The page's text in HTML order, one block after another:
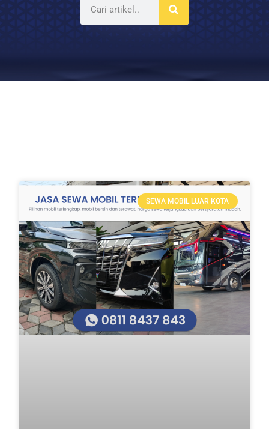
SEWA MOBIL LUAR KOTA